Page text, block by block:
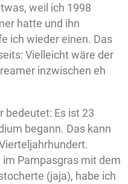
weil ich 1998
hatte und ihn
ich wieder einen. Das
Vielleicht wäre der
inzwischen eh
bedeutet: Es ist 23
begann. Das kann
Pampasgras mit dem
(jaja), habe ich